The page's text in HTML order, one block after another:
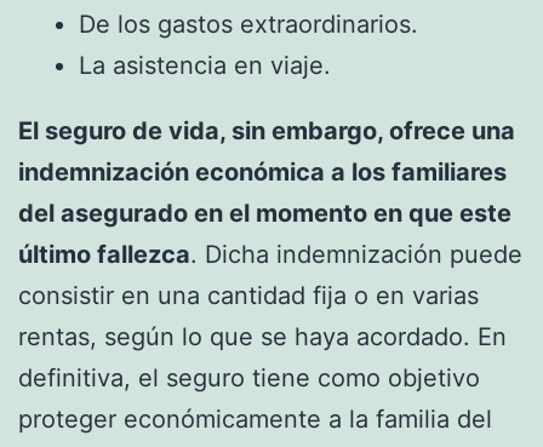
De los gastos extraordinarios.
La asistencia en viaje.
El seguro de vida, sin embargo, ofrece una
indemnización económica a los familiares
del asegurado en el momento en que este
último fallezca. Dicha indemnización puede
consistir en una cantidad fija o en varias
rentas, según lo que se haya acordado. En
definitiva, el seguro tiene como objetivo
proteger económicamente a la familia del